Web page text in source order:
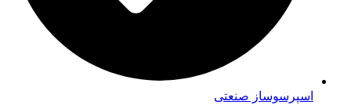
اسپرسوساز صنعتی